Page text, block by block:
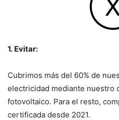
1. Evitar:
Cubrimos más del 60% de
electricidad mediante nuestro
fotovoltaico. Para el resto,
certificada desde 2021.